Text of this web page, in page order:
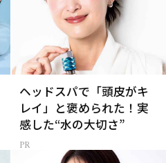
ヘッドスパで「頭皮がキ
レイ」と褒められた！実
感した“水の大切さ”